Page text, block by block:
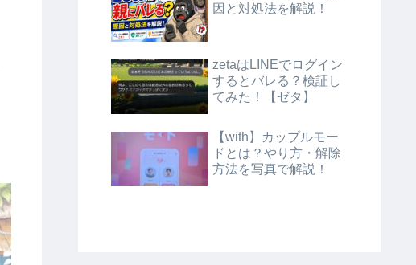
因と対処法を解説！
zetaはLINEでログイン
するとバレる？検証し
てみた！【ゼタ】
【with】カップルモー
ドとは？やり方・解除
方法を写真で解説！